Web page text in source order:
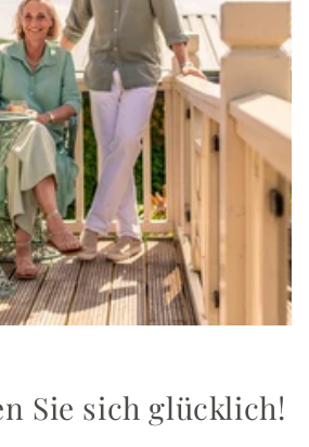
Sie sich glücklich!